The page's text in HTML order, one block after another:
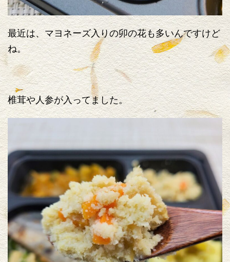
最近は、マヨネーズ入りの卯の花も多いんですけど
ね。
椎茸や人参が入ってました。